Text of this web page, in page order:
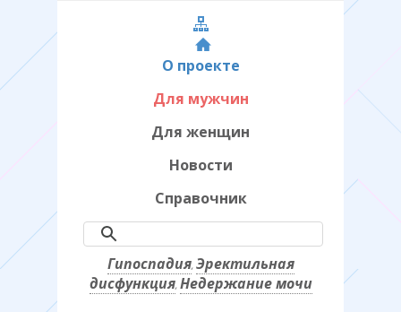
О проекте
Для мужчин
Для женщин
Новости
Справочник
Гипоспадия, Эректильная
дисфункция, Недержание мочи